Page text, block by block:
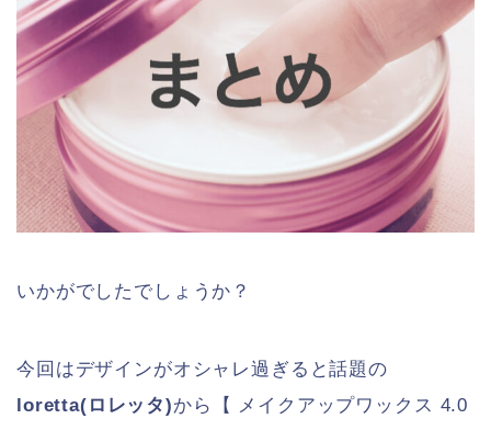
いかがでしたでしょうか？
今回はデザインがオシャレ過ぎると話題の
loretta(ロレッタ)から【 メイクアップワックス 4.0